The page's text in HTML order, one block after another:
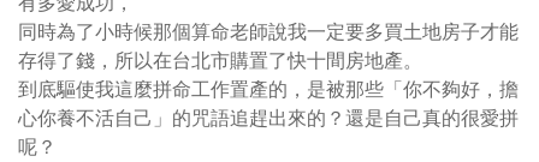
同時為了小時候那個算命老師說我一定要多買土地房子才能
存得了錢，所以在台北市購置了快十間房地產。
到底驅使我這麼拼命工作置產的，是被那些「你不夠好，擔
心你養不活自己」的咒語追趕出來的？還是自己真的很愛拼
呢？